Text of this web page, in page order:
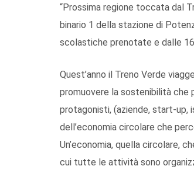
“Prossima regione toccata dal
binario 1 della stazione di
scolastiche prenotate e dalle
Quest’anno il Treno Verde
promuovere la sostenibilità che
protagonisti, (aziende, start-up,
dell’economia circolare che
Un’economia, quella circolare,
cui tutte le attività sono